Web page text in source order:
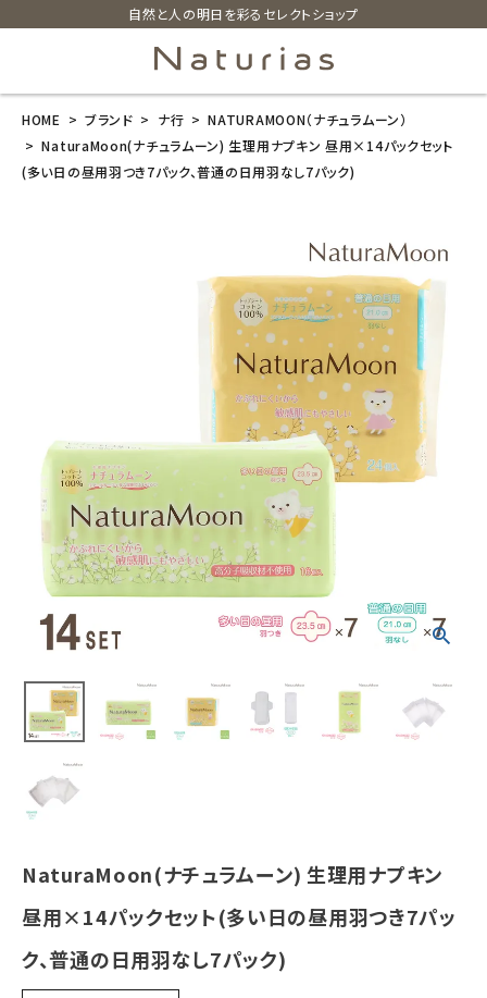
自然と人の明日を彩るセレクトショップ
search
パックセット(多
い日の昼用羽
つき7パック、普
通の日用羽な
し7パック)
7,753 (税込)
ホーム
新商品
カテゴリーから探す
美容・コスメ・香水
衛生用品
日用品雑貨
HOME ブランド ナ行
NATURAMOON（ナチュラムーン）
NaturaMoon(ナチュラムーン) 生理用ナプキン 昼用×14パックセット
(多い日の昼用羽つき7パック、普通の日用羽なし7パック)
NaturaMoon(ナチュラムーン) 生理用ナプキン
昼用×14パックセット(多い日の昼用羽つき7パッ
ク、普通の日用羽なし7パック)